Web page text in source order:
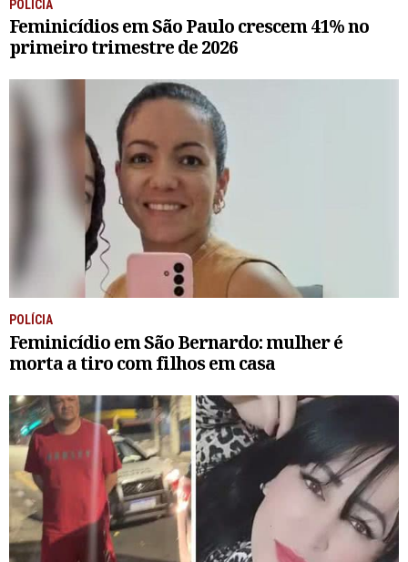
POLÍCIA
Feminicídios em São Paulo crescem 41% no
primeiro trimestre de 2026
POLÍCIA
Feminicídio em São Bernardo: mulher é
morta a tiro com filhos em casa